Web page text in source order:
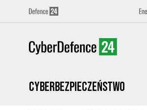
Cyberbezpieczeństwo